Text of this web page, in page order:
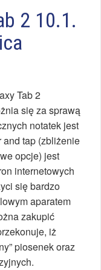
2 10.1.
Tab 2
się za sprawą
notatek jest
tap (zbliżenie
opcje) jest
internetowych
się bardzo
aparatem
zakupić
iż
piosenek oraz